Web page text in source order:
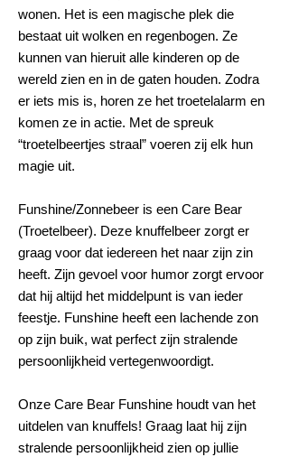
wonen. Het is een magische plek die
bestaat uit wolken en regenbogen. Ze
kunnen van hieruit alle kinderen op de
wereld zien en in de gaten houden. Zodra
er iets mis is, horen ze het troetelalarm en
komen ze in actie. Met de spreuk
“troetelbeertjes straal” voeren zij elk hun
magie uit.
Funshine/Zonnebeer is een Care Bear
(Troetelbeer). Deze knuffelbeer zorgt er
graag voor dat iedereen het naar zijn zin
heeft. Zijn gevoel voor humor zorgt ervoor
dat hij altijd het middelpunt is van ieder
feestje. Funshine heeft een lachende zon
op zijn buik, wat perfect zijn stralende
persoonlijkheid vertegenwoordigt.
Onze Care Bear Funshine houdt van het
uitdelen van knuffels! Graag laat hij zijn
stralende persoonlijkheid zien op jullie